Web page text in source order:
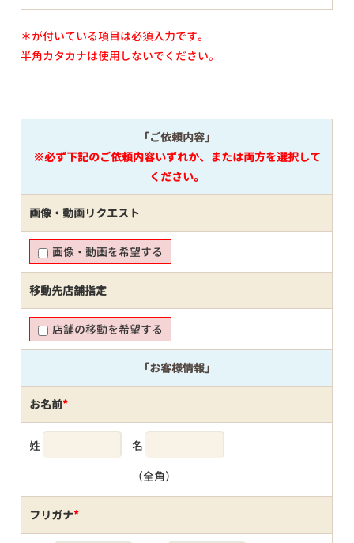
＊が付いている項目は必須入力です。
半角カタカナは使用しないでください。
「ご依頼内容」
※必ず下記のご依頼内容いずれか、または両方を選択して
ください。
画像・動画リクエスト
画像・動画を希望する
移動先店舗指定
店舗の移動を希望する
「お客様情報」
お名前*
姓 名
（全角）
フリガナ*